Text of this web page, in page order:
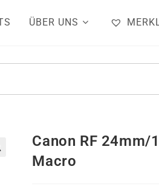
ÜBER UNS
Canon RF 24mm/
Macro